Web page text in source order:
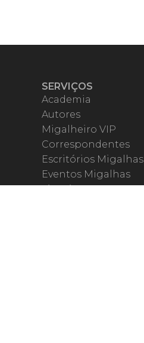
SERVIÇOS
Academia
Autores
Migalheiro VIP
Correspondentes
Escritórios Migalhas
Eventos Migalhas
Livraria